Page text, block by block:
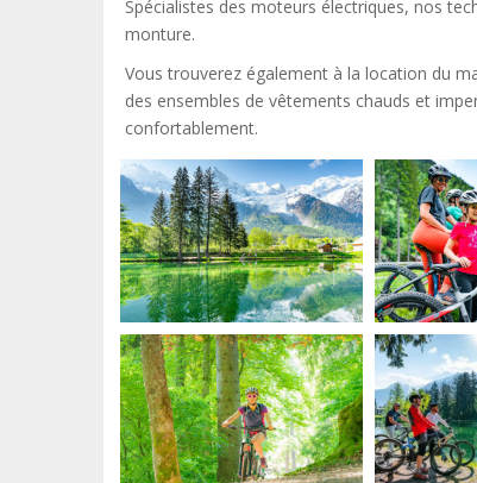
Spécialistes des moteurs électriques, nos
monture.
Vous trouverez également à la location du
des ensembles de vêtements chauds et
confortablement.